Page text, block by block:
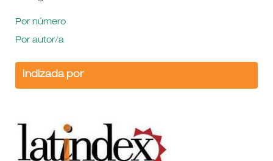
Por número
Por autor/a
Indizada por